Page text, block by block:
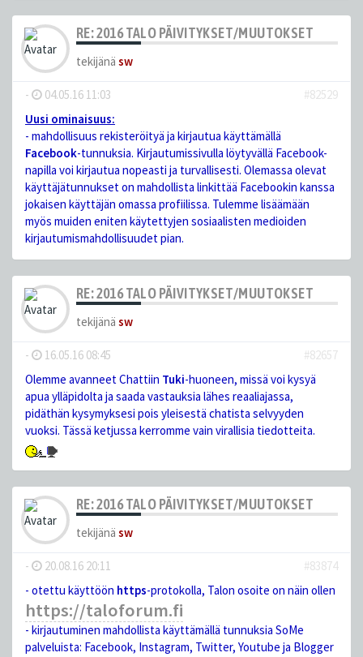
RE: 2016 TALO PÄIVITYKSET/MUUTOKSET
tekijänä sw
- 04.05.16 11:03
#82529
Uusi ominaisuus:
- mahdollisuus rekisteröityä ja kirjautua käyttämällä
Facebook-tunnuksia. Kirjautumissivulla löytyvällä Facebook-
napilla voi kirjautua nopeasti ja turvallisesti. Olemassa olevat
käyttäjätunnukset on mahdollista linkittää Facebookin kanssa
jokaisen käyttäjän omassa profiilissa. Tulemme lisäämään
myös muiden eniten käytettyjen sosiaalisten medioiden
kirjautumismahdollisuudet pian.
RE: 2016 TALO PÄIVITYKSET/MUUTOKSET
tekijänä sw
- 16.05.16 08:45
#82657
Olemme avanneet Chattiin Tuki-huoneen, missä voi kysyä
apua ylläpidolta ja saada vastauksia lähes reaaliajassa,
pidäthän kysymyksesi pois yleisestä chatista selvyyden
vuoksi. Tässä ketjussa kerromme vain virallisia tiedotteita.
RE: 2016 TALO PÄIVITYKSET/MUUTOKSET
tekijänä sw
- 20.08.16 20:11
#83874
- otettu käyttöön https-protokolla, Talon osoite on näin ollen
https://taloforum.fi
- kirjautuminen mahdollista käyttämällä tunnuksia SoMe
palveluista: Facebook, Instagram, Twitter, Youtube ja Blogger